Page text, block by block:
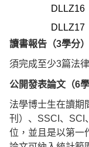
DLLZ16
DLLZ17
讀書報告（3學分）
須完成至少3篇法
公開發表論文（6學
法學博士生在讀期
刊）、SSCI、SCI
位，並且是以第一